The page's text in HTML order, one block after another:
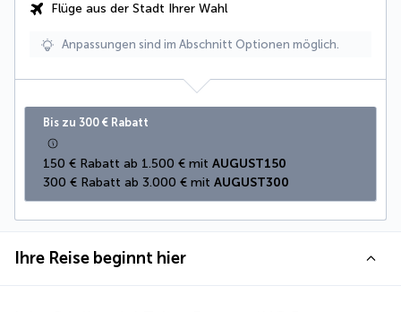
Flüge aus der Stadt Ihrer Wahl
Anpassungen sind im Abschnitt Optionen möglich.
Bis zu 300 € Rabatt
150 € Rabatt ab 1.500 € mit AUGUST150
300 € Rabatt ab 3.000 € mit AUGUST300
Ihre Reise beginnt hier